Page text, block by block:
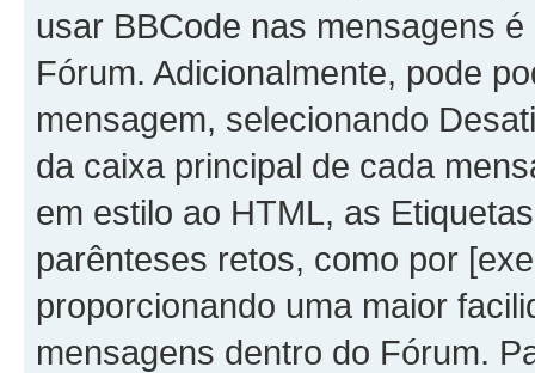
usar BBCode nas mensagens
Fórum. Adicionalmente, pode
mensagem, selecionando
da caixa principal de cada
em estilo ao HTML, as
parênteses retos, como por
proporcionando uma maior
mensagens dentro do Fórum.